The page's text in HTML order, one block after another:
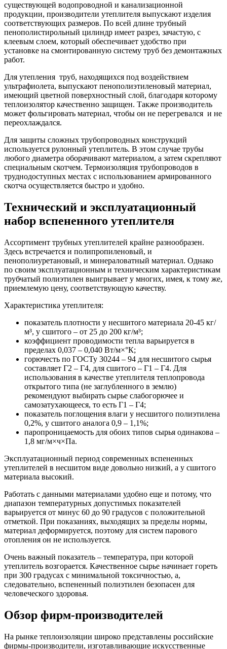
существующей водопроводной и канализационной
продукции, производители утеплителя выпускают изделия
соответствующих размеров. По всей длине трубный
пенополистирольный цилиндр имеет разрез, зачастую, с
клеевым слоем, который обеспечивает удобство при
установке на смонтированную систему труб без демонтажных
работ.
Для утепления труб, находящихся под воздействием
ультрафиолета, выпускают пенополиэтиленовый материал,
имеющий цветной поверхностный слой, благодаря которому
теплоизолятор качественно защищен. Также производитель
может фольгировать материал, чтобы он не перегревался и не
переохлаждался.
Для защиты сложных трубопроводных конструкций
используется рулонный утеплитель. В этом случае трубы
любого диаметра оборачивают материалом, а затем скрепляют
специальным скотчем. Термоизоляция трубопроводов в
труднодоступных местах с использованием армированного
скотча осуществляется быстро и удобно.
Технический и эксплуатационный
набор вспененного утеплителя
Ассортимент трубных утеплителей крайне разнообразен.
Здесь встречается и полипропиленовый, и
пенополиуретановый, и минераловатный материал. Однако
по своим эксплуатационным и техническим характеристикам
трубчатый полиэтилен выигрывает у многих, имея, к тому же,
приемлемую цену, соответствующую качеству.
Характеристика утеплителя:
показатель плотности у несшитого материала 20-45 кг/
м³, у сшитого – от 25 до 200 кг/м³;
коэффициент проводимости тепла варьируется в
пределах 0,037 – 0,040 Вт/м×°К;
горючесть по ГОСТу 30244 – 94 для несшитого сырья
составляет Г2 – Г4, для сшитого – Г1 – Г4. Для
использования в качестве утеплителя теплопровода
открытого типа (не заглубленного в землю)
рекомендуют выбирать сырье слабогорючее и
самозатухающееся, то есть Г1 – Г4;
показатель поглощения влаги у несшитого полиэтилена
0,2%, у сшитого аналога 0,9 – 1,1%;
паропроницаемость для обоих типов сырья одинакова –
1,8 мг/м×ч×Па.
Эксплуатационный период современных вспененных
утеплителей в несшитом виде довольно низкий, а у сшитого
материала высокий.
Работать с данными материалами удобно еще и потому, что
диапазон температурных допустимых показателей
варьируется от минус 60 до 90 градусов с положительной
отметкой. При показаниях, выходящих за пределы нормы,
материал деформируется, поэтому для систем парового
отопления он не используется.
Очень важный показатель – температура, при которой
утеплитель возгорается. Качественное сырье начинает гореть
при 300 градусах с минимальной токсичностью, а,
следовательно, вспененный полиэтилен безопасен для
человеческого здоровья.
Обзор фирм-производителей
На рынке теплоизоляции широко представлены российские
фирмы-производители, изготавливающие искусственные